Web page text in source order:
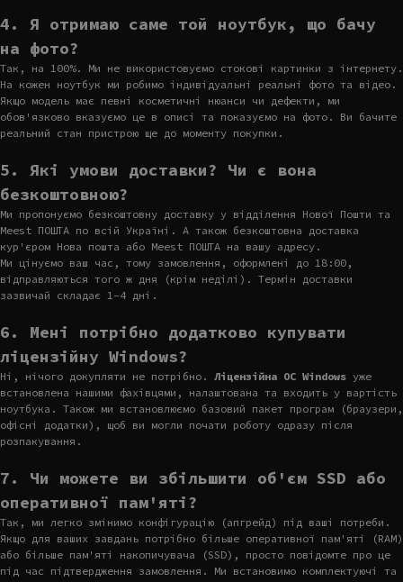
4. Я отримаю саме той ноутбук, що бачу
на фото?
Так, на 100%. Ми не використовуємо стокові картинки з інтернету.
На кожен ноутбук ми робимо індивідуальні реальні фото та відео.
Якщо модель має певні косметичні нюанси чи дефекти, ми
обов'язково вказуємо це в описі та показуємо на фото. Ви бачите
реальний стан пристрою ще до моменту покупки.
5. Які умови доставки? Чи є вона
безкоштовною?
Ми пропонуємо безкоштовну доставку у відділення Нової Пошти та
Meest ПОШТА по всій Україні. А також безкоштовна доставка
кур'єром Нова пошта або Meest ПОШТА на вашу адресу.
Ми цінуємо ваш час, тому замовлення, оформлені до 18:00,
відправляються того ж дня (крім неділі). Термін доставки
зазвичай складає 1-4 дні.
6. Мені потрібно додатково купувати
ліцензійну Windows?
Ні, нічого докупляти не потрібно. Ліцензійна ОС Windows уже
встановлена нашими фахівцями, налаштована та входить у вартість
ноутбука. Також ми встановлюємо базовий пакет програм (браузери,
офісні додатки), щоб ви могли почати роботу одразу після
розпакування.
7. Чи можете ви збільшити об'єм SSD або
оперативної пам'яті?
Так, ми легко змінимо конфігурацію (апгрейд) під ваші потреби.
Якщо для ваших завдань потрібно більше оперативної пам'яті (RAM)
або більше пам'яті накопичувача (SSD), просто повідомте про це
під час підтвердження замовлення. Ми встановимо комплектуючі та